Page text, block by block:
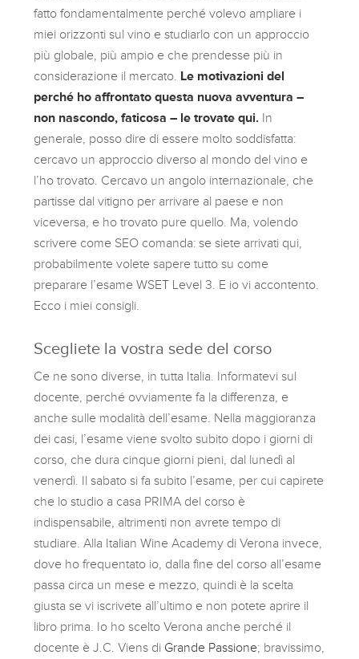
fatto fondamentalmente perché volevo ampliare i
miei orizzonti sul vino e studiarlo con un approccio
più globale, più ampio e che prendesse più in
considerazione il mercato. Le motivazioni del
perché ho affrontato questa nuova avventura –
non nascondo, faticosa – le trovate qui. In
generale, posso dire di essere molto soddisfatta:
cercavo un approccio diverso al mondo del vino e
l’ho trovato. Cercavo un angolo internazionale, che
partisse dal vitigno per arrivare al paese e non
viceversa, e ho trovato pure quello. Ma, volendo
scrivere come SEO comanda: se siete arrivati qui,
probabilmente volete sapere tutto su come
preparare l’esame WSET Level 3. E io vi accontento.
Ecco i miei consigli.
Scegliete la vostra sede del corso
Ce ne sono diverse, in tutta Italia. Informatevi sul
docente, perché ovviamente fa la differenza, e
anche sulle modalità dell’esame. Nella maggioranza
dei casi, l’esame viene svolto subito dopo i giorni di
corso, che dura cinque giorni pieni, dal lunedì al
venerdì. Il sabato si fa subito l’esame, per cui capirete
che lo studio a casa PRIMA del corso è
indispensabile, altrimenti non avrete tempo di
studiare. Alla Italian Wine Academy di Verona invece,
dove ho frequentato io, dalla fine del corso all’esame
passa circa un mese e mezzo, quindi è la scelta
giusta se vi iscrivete all’ultimo e non potete aprire il
libro prima. Io ho scelto Verona anche perché il
docente è J.C. Viens di Grande Passione; bravissimo,